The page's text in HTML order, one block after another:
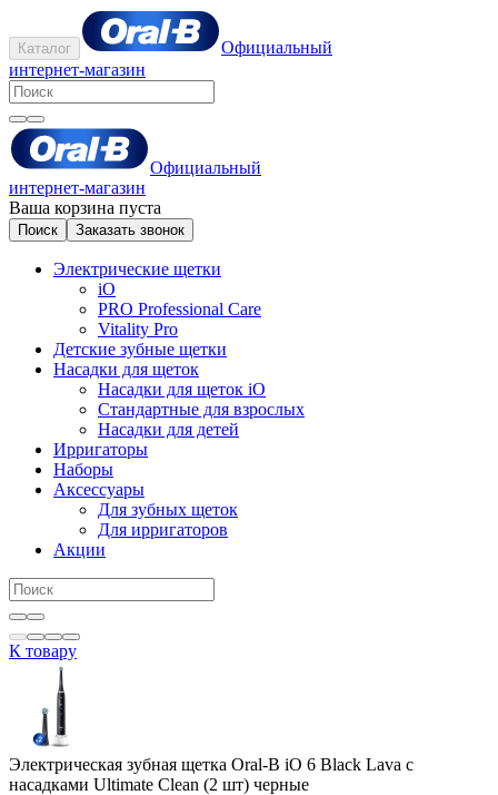
Каталог
Официальный
интернет-магазин
Официальный
интернет-магазин
Ваша корзина пуста
Поиск Заказать звонок
Электрические щетки
iO
PRO Professional Care
Vitality Pro
Детские зубные щетки
Насадки для щеток
Насадки для щеток iO
Стандартные для взрослых
Насадки для детей
Ирригаторы
Наборы
Аксессуары
Для зубных щеток
Для ирригаторов
Акции
К товару
Электрическая зубная щетка Oral-B iO 6 Black Lava c
насадками Ultimate Clean (2 шт) черные